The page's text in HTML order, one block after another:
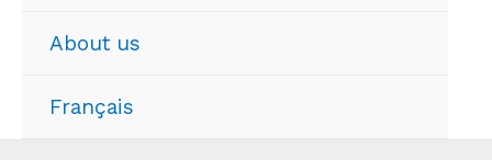
About us
Français